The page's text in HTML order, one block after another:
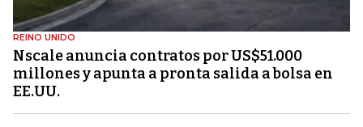
REINO UNIDO
Nscale anuncia contratos por US$51.000
millones y apunta a pronta salida a bolsa en
EE.UU.